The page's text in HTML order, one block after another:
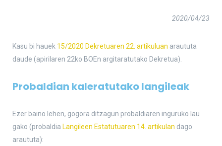
2020/04/23
Kasu bi hauek 15/2020 Dekretuaren 22. artikuluan araututa
daude (apirilaren 22ko BOEn argitaratutako Dekretua).
Probaldian kaleratutako langileak
Ezer baino lehen, gogora ditzagun probaldiaren inguruko lau
gako (probaldia Langileen Estatutuaren 14. artikulan dago
araututa):